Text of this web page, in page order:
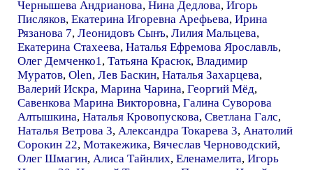
Чернышева Андрианова, Нина Дедлова, Игорь
Писляков, Екатерина Игоревна Арефьева, Ирина
Рязанова 7, Леонидовъ Сынъ, Лилия Мальцева,
Екатерина Стахеева, Наталья Ефремова Ярославль,
Олег Демченко1, Татьяна Красюк, Владимир
Муратов, Olen, Лев Баскин, Наталья Захарцева,
Валерий Искра, Марина Чарина, Георгий Мёд,
Савенкова Марина Викторовна, Галина Суворова
Алтышкина, Наталья Кровопускова, Светлана Галс,
Наталья Ветрова 3, Александра Токарева 3, Анатолий
Сорокин 22, Мотакежика, Вячеслав Черноводский,
Олег Шмагин, Алиса Тайнлих, Еленамелита, Игорь